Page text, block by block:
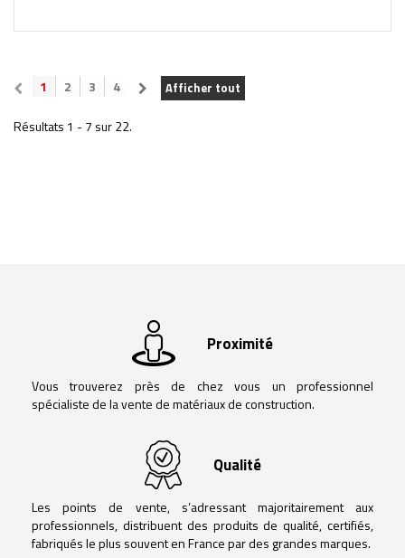
Afficher tout
1 2 3 4
Résultats 1 - 7 sur 22.
Proximité
Vous trouverez près de chez vous un professionnel
spécialiste de la vente de matériaux de construction.
Qualité
Les points de vente, s’adressant majoritairement aux
professionnels, distribuent des produits de qualité, certifiés,
fabriqués le plus souvent en France par des grandes marques.